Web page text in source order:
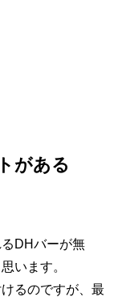
がある
DHバーが無
います。
るのですが、最